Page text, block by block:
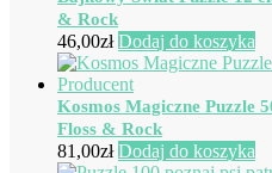
& Rock
46,00zł Dodaj do koszyka
Kosmos Magiczne Puzzle
Floss & Rock
81,00zł Dodaj do koszyka